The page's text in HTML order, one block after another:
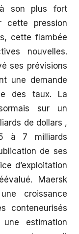
son plus fort
cette pression
cette flambée
nouvelles.
ses prévisions
une demande
des taux. La
sur un
de dollars ,
à 7 milliards
de ses
d’exploitation
Maersk
croissance
conteneurisés
une estimation